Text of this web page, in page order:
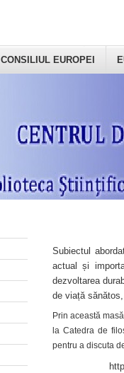
CONSILIUL EUROPEI
Subiectul
actual și
dezvoltarea
de viață
Prin această
la Catedra de
pentru a discuta